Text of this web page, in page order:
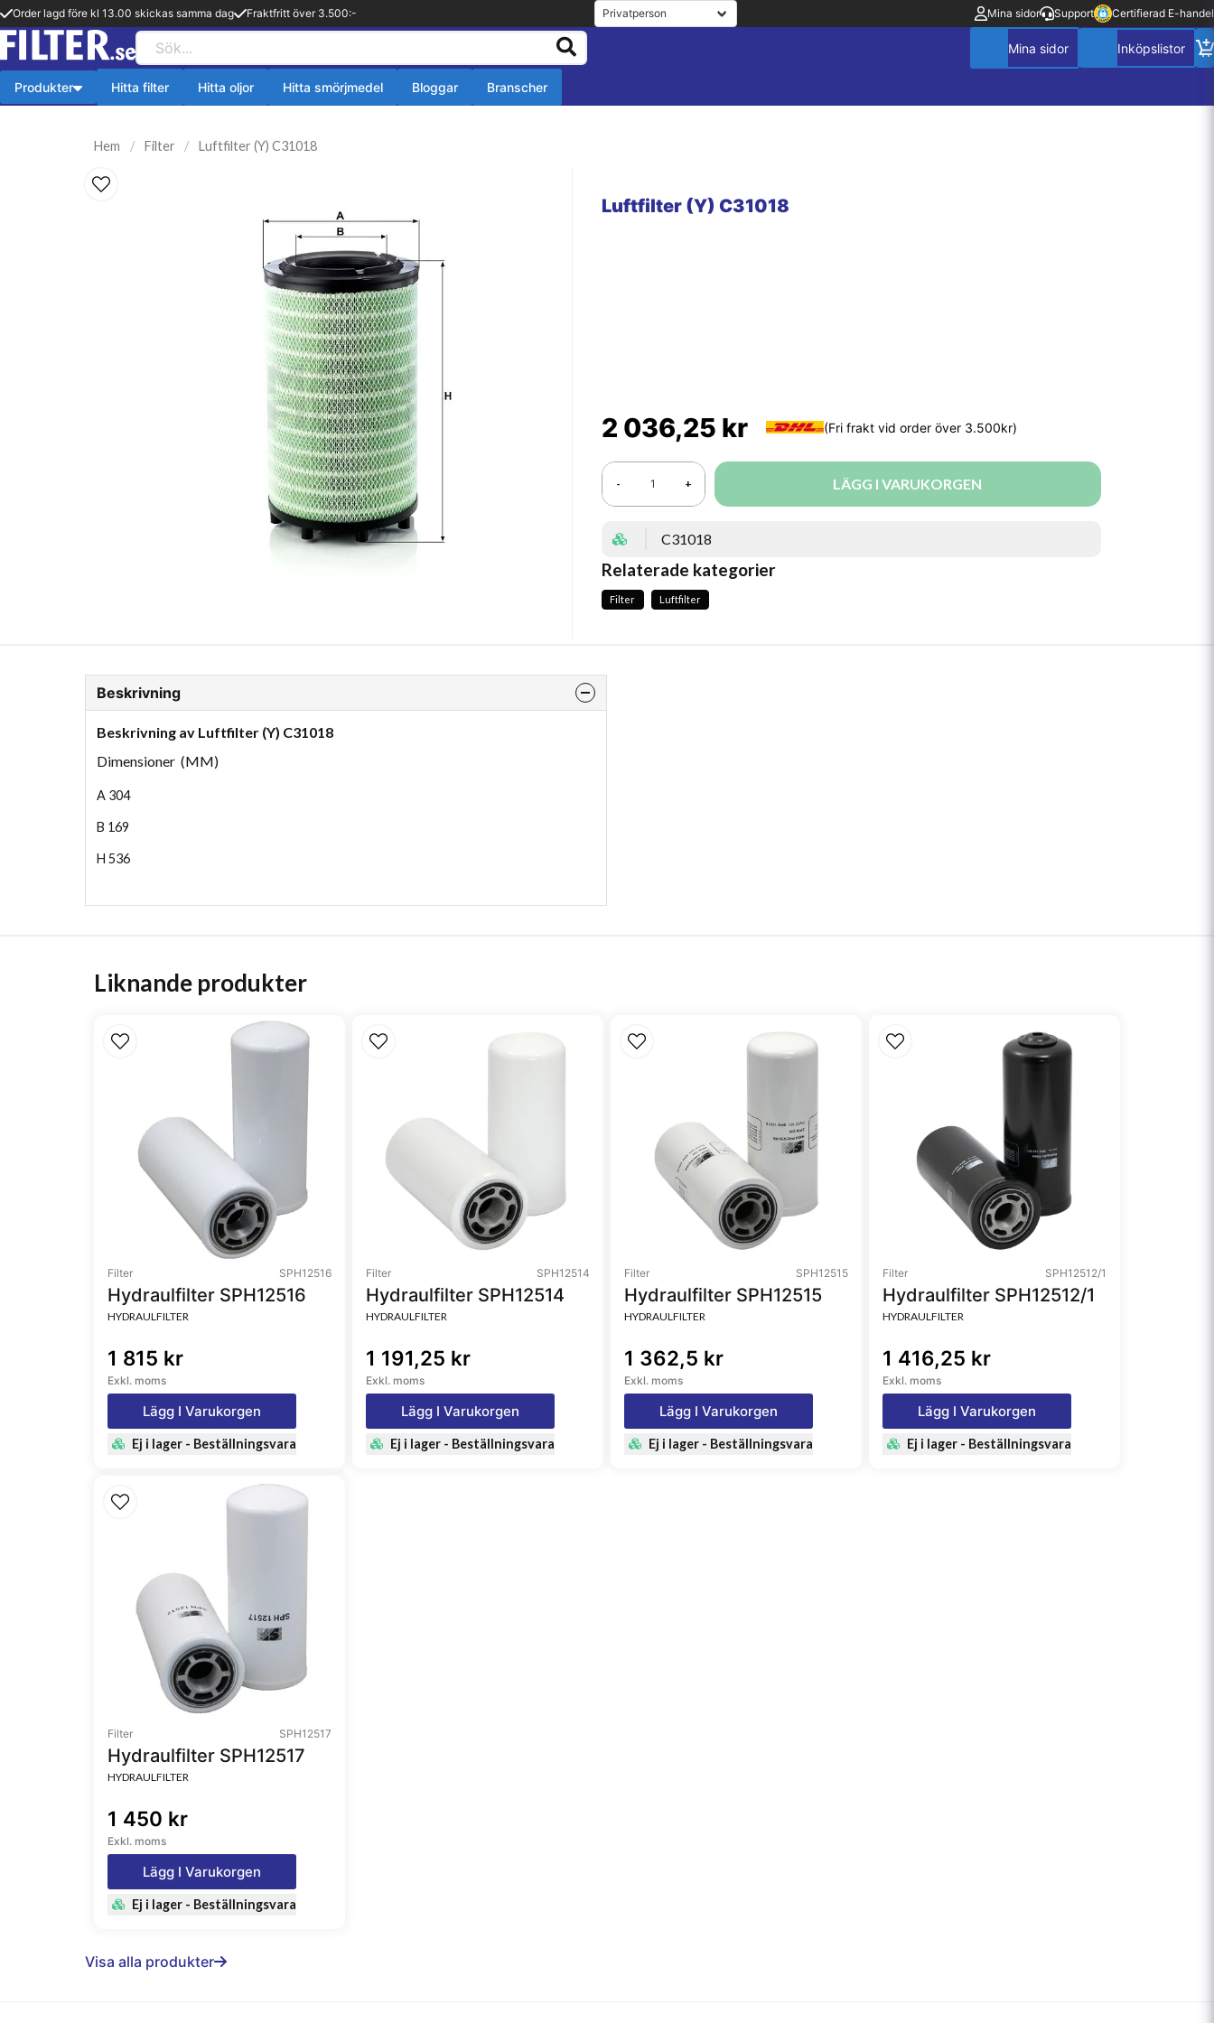
Order lagd före kl 13.00 skickas samma dag Fraktfritt över 3.500:- Mina sidor Support Certifierad E-handel
Produkter
Motorolja tunga fordon
Hitta filter Hitta oljor Hitta smörjmedel Bloggar Branscher
Hem Filter Luftfilter (Y) C31018
Luftfilter (Y) C31018
2 036,25 kr
- + LÄGG I VARUKORGEN
C31018
Relaterade kategorier
Filter Luftfilter
Beskrivning
Beskrivning av Luftfilter (Y) C31018
Dimensioner (MM)
A 304
B 169
H 536
Liknande produkter
Filter SPH12516
Hydraulfilter SPH12516
HYDRAULFILTER
1 815 kr
Exkl. moms
Lägg I Varukorgen
Ej i lager - Beställningsvara
Filter SPH12514
Hydraulfilter SPH12514
HYDRAULFILTER
1 191,25 kr
Exkl. moms
Lägg I Varukorgen
Ej i lager - Beställningsvara
Filter SPH12515
Hydraulfilter SPH12515
HYDRAULFILTER
1 362,5 kr
Exkl. moms
Lägg I Varukorgen
Ej i lager - Beställningsvara
Filter SPH12512/1
Hydraulfilter SPH12512/1
HYDRAULFILTER
1 416,25 kr
Exkl. moms
Lägg I Varukorgen
Ej i lager - Beställningsvara
Filter SPH12517
Hydraulfilter SPH12517
HYDRAULFILTER
1 450 kr
Exkl. moms
Lägg I Varukorgen
Ej i lager - Beställningsvara
Visa alla produkter